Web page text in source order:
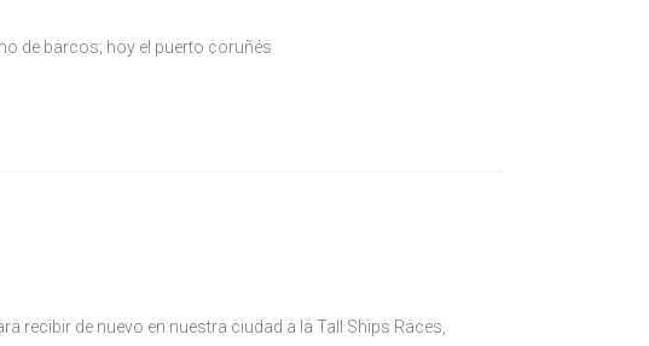
de barcos; hoy el puerto coruñés
recibir de nuevo en nuestra ciudad a la Tall Ships Races,